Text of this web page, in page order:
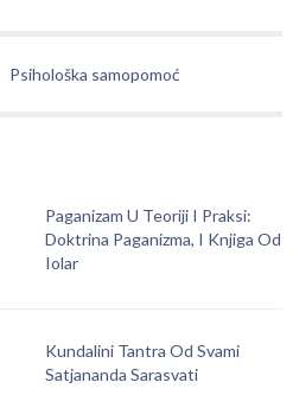
Psihološka samopomoć
Paganizam U Teoriji I Praksi:
Doktrina Paganizma, I Knjiga Od
Iolar
Kundalini Tantra Od Svami
Satjananda Sarasvati